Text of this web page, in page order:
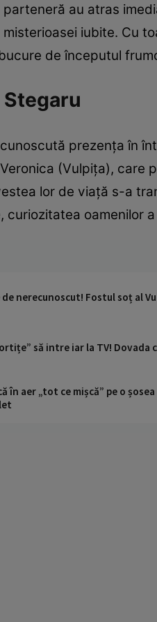
parteneră au atras
iubite. Cu
de începutul
prezența în
(Vulpița), care
lor de viață s-a
curiozitatea oamenilor
de nerecunoscut! Fostul soț al
să intre iar la TV! Dovada
în aer „tot ce mișcă” pe o